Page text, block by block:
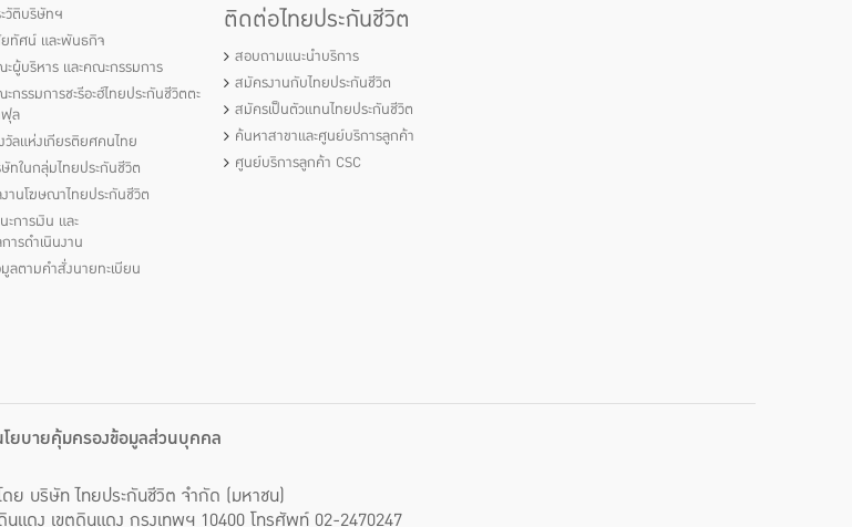
วัติบริษัทฯ
ทัศน์ และพันธกิจ
ผู้บริหาร และคณะกรรมการ
กรรมการชะรีอะฮ์ไทยประกันชีวิตตะ
ล
วัลแห่งเกียรติยศคนไทย
ทในกลุ่มไทยประกันชีวิต
านโฆษณาไทยประกันชีวิต
ะการเงิน และ
ารดำเนินงาน
ลตามคำสั่งนายทะเบียน
ติดต่อไทยประกันชีวิต
สอบถามแนะนำบริการ
สมัครงานกับไทยประกันชีวิต
สมัครเป็นตัวแทนไทยประกันชีวิต
ค้นหาสาขาและศูนย์บริการลูกค้า
ศูนย์บริการลูกค้า CSC
ยบายคุ้มครองข้อมูลส่วนบุคคล
ย บริษัท ไทยประกันชีวิต จำกัด (มหาชน)
แดง เขตดินแดง กรุงเทพฯ 10400 โทรศัพท์ 02-2470247